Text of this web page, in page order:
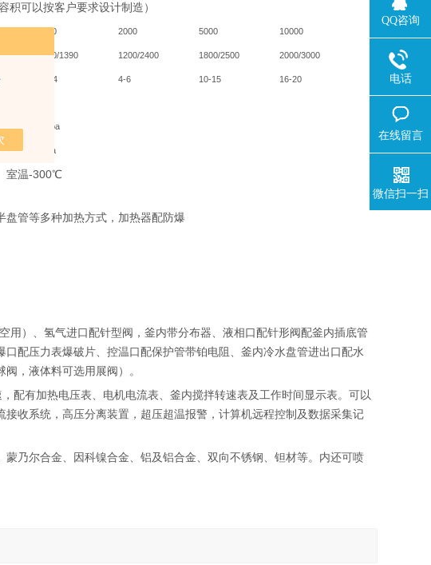
积可以按客户要求设计制造）
1000 2000 5000 10000
1000/1390 1200/2400 1800/2500 2000/3000
2.5-4 4-6 10-15 16-20
-0.1-15.0Mpa
0.1-1.6Mpa
室温-300℃
管等多种加热方式，加热器配防爆
用）、氢气进口配针型阀，釜内带分布器、液相口配针形阀配釜内插底管
口配压力表爆破片、控温口配保护管带铂电阻、釜内冷水盘管进出口配水
，液体料可选用展阀）。
配有加热电压表、电机电流表、釜内搅拌转速表及工作时间显示表。可以
收系统，高压分离装置，超压超温报警，计算机远程控制及数据采集记
乃尔合金、因科镍合金、铝及铝合金、双向不锈钢、钽材等。内还可喷
QQ咨询
电话
在线留言
微信扫一扫